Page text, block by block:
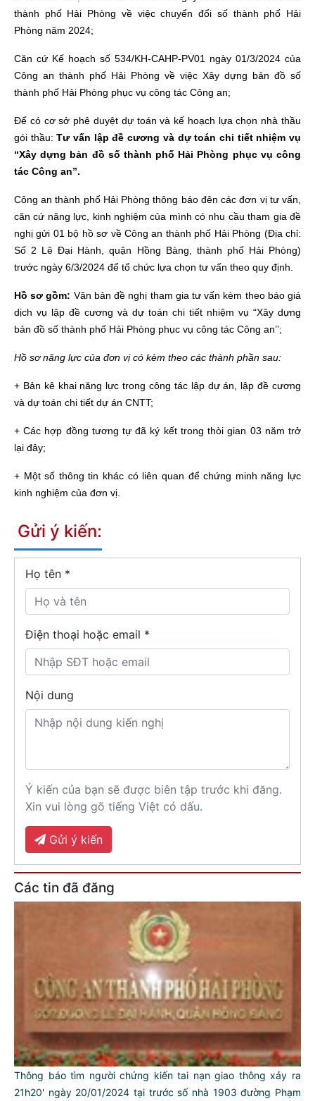
thành phố Hải Phòng về việc chuyển đổi số thành phố Hải
Phòng năm 2024;
Căn cứ Kế hoạch số 534/KH-CAHP-PV01 ngày 01/3/2024 của
Công an thành phố Hải Phòng về việc Xây dựng bản đồ số
thành phố Hải Phòng phục vụ công tác Công an;
Để có cơ sở phê duyệt dự toán và kế hoạch lựa chọn nhà thầu
gói thầu:Tư vấn lập đề cương và dự toán chi tiết nhiệm vụ
“Xây dựng bản đồ số thành phố Hải Phòng phục vụ công
tác Công an”.
Công an thành phố Hải Phòng thông báo đên các đơn vị tư vấn,
căn cứ năng lực, kinh nghiệm của mình có nhu cầu tham gia đề
nghị gửi 01 bộ hồ sơ về Công an thành phố Hải Phòng (Địa chỉ:
Số 2 Lê Đại Hành, quận Hồng Bàng, thành phố Hải Phòng)
trước ngày 6/3/2024 để tổ chức lựa chọn tư vấn theo quy định.
Hồ sơ gồm: Văn bản đề nghị tham gia tư vấn kèm theo báo giá
dịch vụ lập đề cương và dự toán chi tiết nhiệm vụ “Xây dựng
bản đồ số thành phố Hải Phòng phục vụ công tác Công an’’;
Hồ sơ năng lực của đơn vị có kèm theo các thành phần sau:
+ Bản kê khai năng lực trong công tác lập dự án, lập đề cương
và dự toán chi tiết dự án CNTT;
+ Các hợp đồng tương tự đã ký kết trong thòi gian 03 năm trở
lại đây;
+ Một số thông tin khác có liên quan để chứng minh năng lực
kinh nghiệm của đơn vị.
Gửi ý kiến:
Họ tên *
Điện thoại hoặc email *
Nội dung
Ý kiến của bạn sẽ được biên tập trước khi đăng.
Xin vui lòng gõ tiếng Việt có dấu.
Gửi ý kiến
Các tin đã đăng
Thông báo tìm người chứng kiến tai nạn giao thông xảy ra
21h20' ngày 20/01/2024 tại trước số nhà 1903 đường Phạm